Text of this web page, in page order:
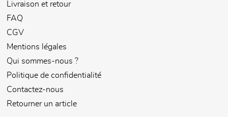
Livraison et retour
FAQ
CGV
Mentions légales
Qui sommes-nous ?
Politique de confidentialité
Contactez-nous
Retourner un article